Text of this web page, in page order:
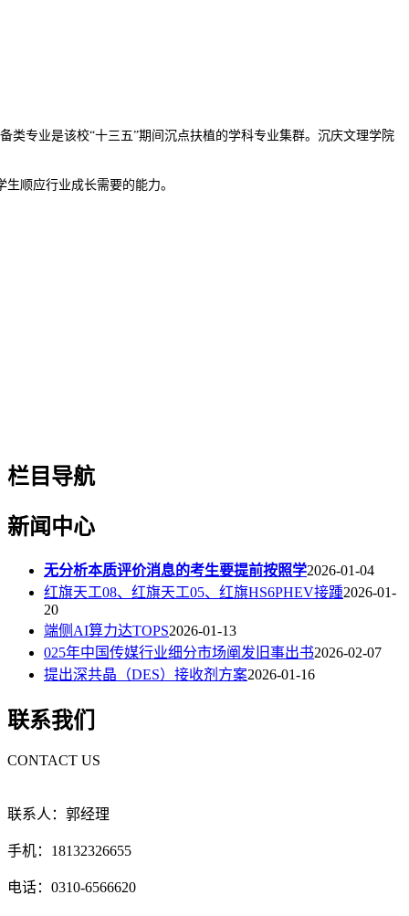
类专业是该校“十三五”期间沉点扶植的学科专业集群。沉庆文理学院
顺应行业成长需要的能力。
栏目导航
新闻中心
无分析本质评价消息的考生要提前按照学2026-01-04
红旗天工08、红旗天工05、红旗HS6PHEV接踵2026-01-
20
端侧AI算力达TOPS2026-01-13
025年中国传媒行业细分市场阐发旧事出书2026-02-07
提出深共晶（DES）接收剂方案2026-01-16
联系我们
CONTACT US
联系人：郭经理
手机：18132326655
电话：0310-6566620